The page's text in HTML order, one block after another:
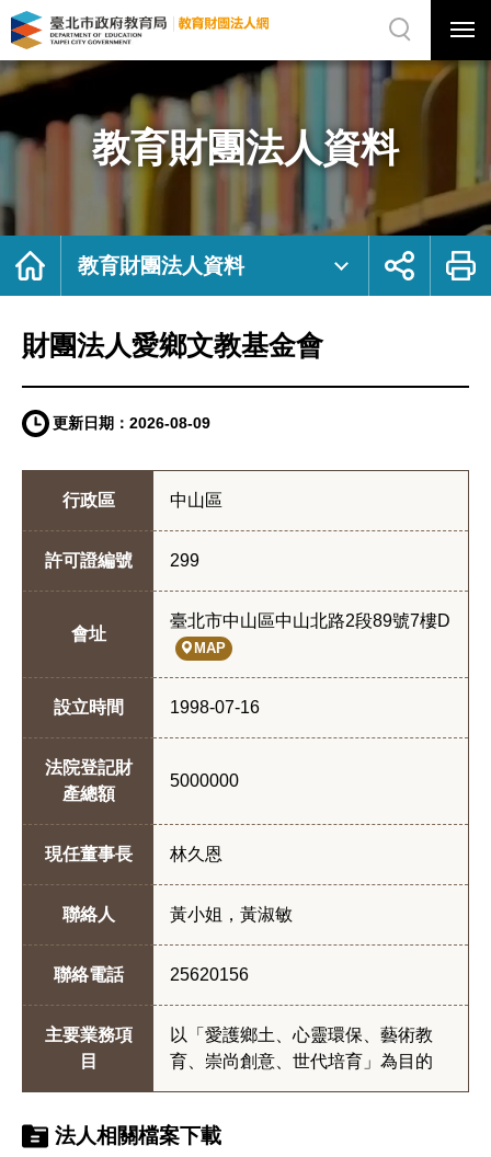
財
團
人
文
教
北
府
育
網
站
選
選
單
關
網
站
尋
教育財團法人資料
首
教育財團法人資料
展
鈕
列
財團法人愛鄉文教基金會
更新日期： 2026-08-09
行政區 中山區
許可證編號 299
會址
臺北市中山區中山北路2段89號7樓D
MAP
設立時間 1998-07-16
法院登記財
產總額
5000000
現任董事長 林久恩
聯絡人 黃小姐，黃淑敏
聯絡電話 25620156
主要業務項
目
以「愛護鄉土、心靈環保、藝術教
育、崇尚創意、世代培育」為目的
法人相關檔案下載